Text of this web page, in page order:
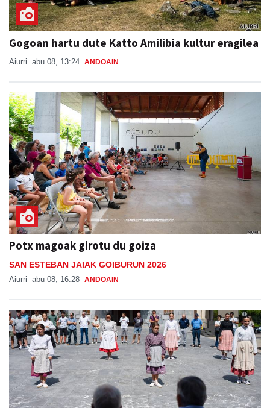
Gogoan hartu dute Katto Amilibia kultur eragilea
Aiurri abu 08, 13:24 ANDOAIN
Potx magoak girotu du goiza
SAN ESTEBAN JAIAK GOIBURUN 2026
Aiurri abu 08, 16:28 ANDOAIN